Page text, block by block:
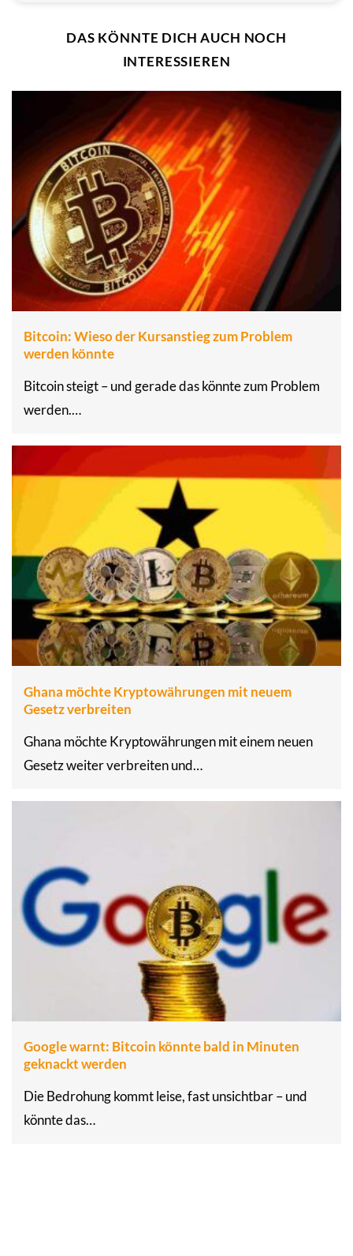
DAS KÖNNTE DICH AUCH NOCH
INTERESSIEREN
Bitcoin: Wieso der Kursanstieg zum Problem
werden könnte
Bitcoin steigt – und gerade das könnte zum Problem
werden.…
Ghana möchte Kryptowährungen mit neuem
Gesetz verbreiten
Ghana möchte Kryptowährungen mit einem neuen
Gesetz weiter verbreiten und…
Google warnt: Bitcoin könnte bald in Minuten
geknackt werden
Die Bedrohung kommt leise, fast unsichtbar – und
könnte das…